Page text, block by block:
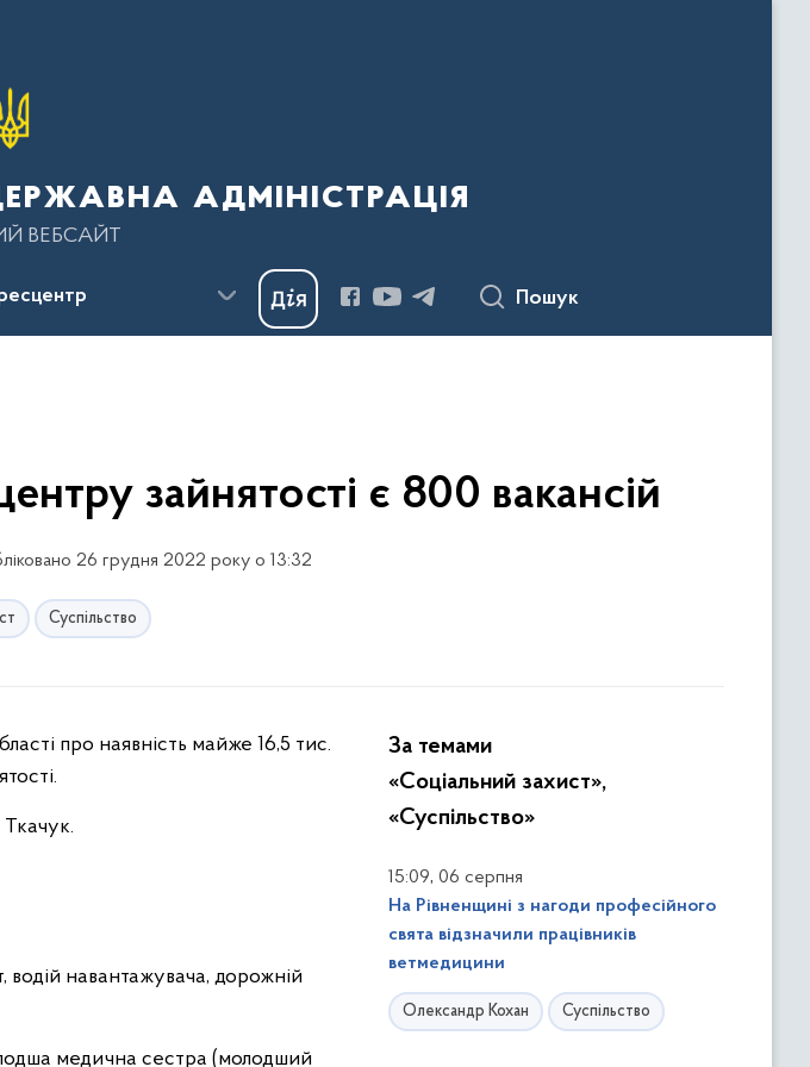
адміністрація
ВЕБСАЙТ
Пошук
зайнятості є 800 вакансій
26 грудня 2022 року о 13:32
Суспільство
водій навантажувача, дорожній
медична сестра (молодший
За темами
«Соціальний захист»,
«Суспільство»
15:09, 06 серпня
На Рівненщині з нагоди професійного
свята відзначили працівників
ветмедицини
Олександр Кохан Суспільство